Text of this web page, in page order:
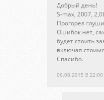
06.08.2015 В 22:00
Добрый день!
S-max, 2007,
Прогорел
Ошибок нет,
будет стоить
включая
Спасибо.